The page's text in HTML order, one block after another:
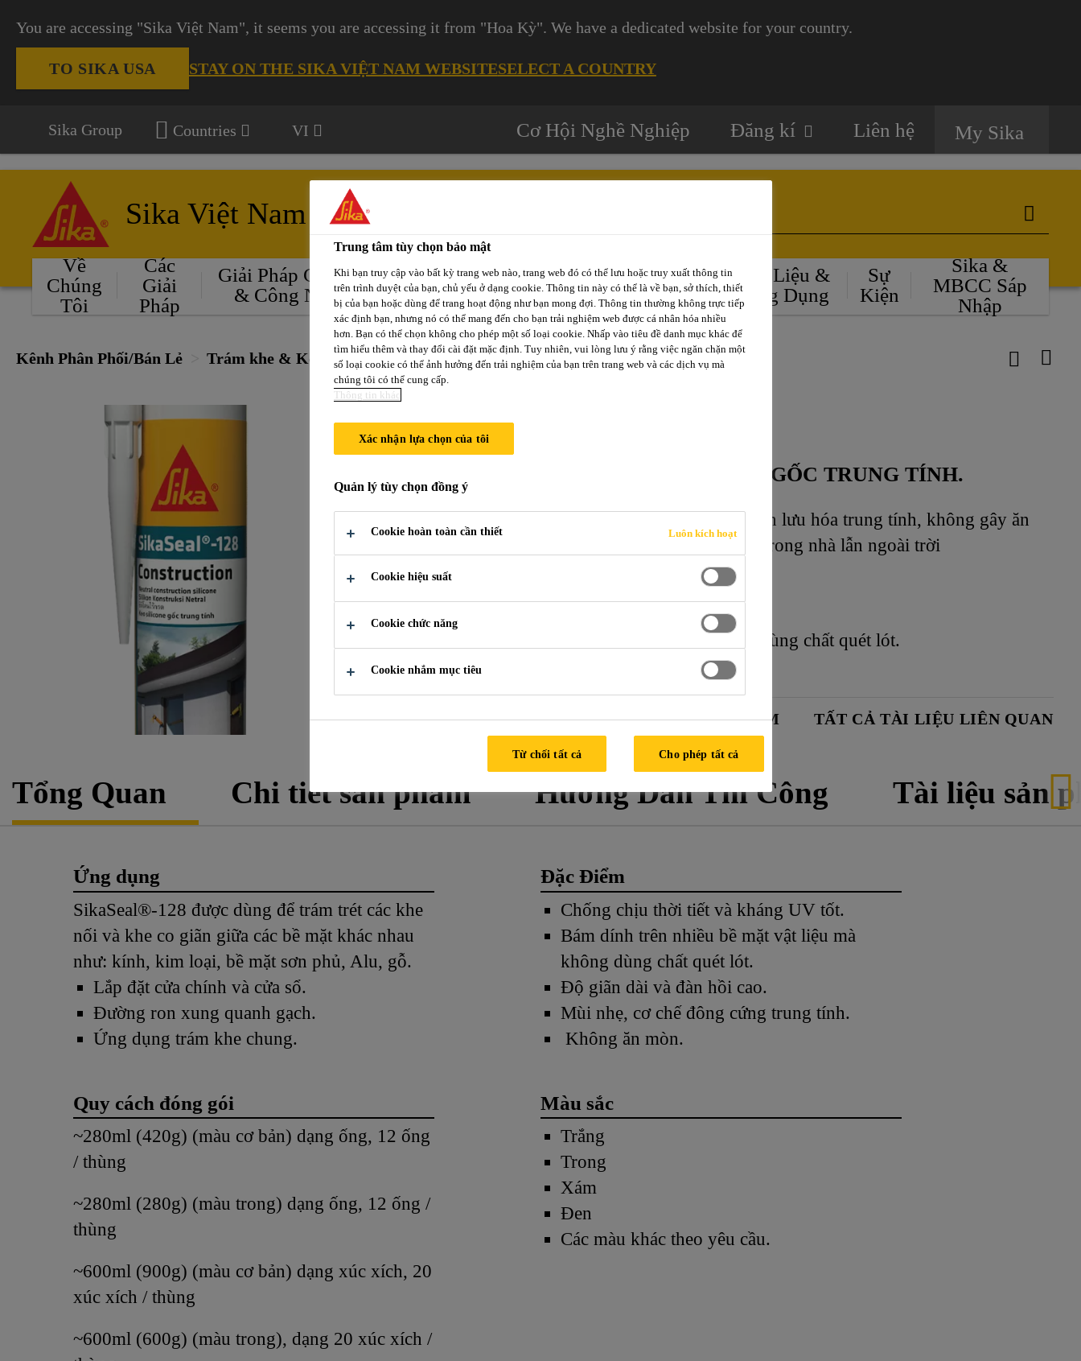
You are accessing "Sika Việt Nam", it seems you are accessing it from "Hoa Kỳ". We have a dedicated website for your country.
TO SIKA USA STAY ON THE SIKA VIỆT NAM WEBSITESELECT A COUNTRY
Sika Group Countries VI Cơ Hội Nghề Nghiệp Đăng kí Liên hệ My Sika
Sika Việt Nam
Về
Chúng
Tôi
Các
Giải
Pháp
Giải Pháp Cho Ô-tô
& Công Nghiệp
Các
Dự
Án
Phát Triển
Bền Vững
Kênh Phân
Phối / Bán Lẻ
Tài Liệu &
Ứng Dụng
Sự
Kiện
Sika &
MBCC Sáp
Nhập
Kênh Phân Phối/Bán Lẻ Trám khe & Kết Dính SikaSeal®-128
SikaSeal®-128
KEO SILICONE TRÁM KHE ĐA DỤNG GỐC TRUNG TÍNH.
SikaSeal®-128 là chất trám silicone một thành phần lưu hóa trung tính, không gây ăn
mòn vật liệu. Phù hợp thi công cho các ứng dụng trong nhà lẫn ngoài trời
Bám dính trên nhiều bề mặt vật liệu mà không dùng chất quét lót.
Độ giãn dài và đàn hồi cao.
BẢNG MÔ TẢ CHI TIẾT SẢN PHẨM TẤT CẢ TÀI LIỆU LIÊN QUAN
Tổng Quan Chi tiết sản phẩm Hướng Dẫn Thi Công Tài liệu sản
Ứng dụng
SikaSeal®-128 được dùng để trám trét các khe
nối và khe co giãn giữa các bề mặt khác nhau
như: kính, kim loại, bề mặt sơn phủ, Alu, gỗ.
Lắp đặt cửa chính và cửa sổ.
Đường ron xung quanh gạch.
Ứng dụng trám khe chung.
Đặc Điểm
Chống chịu thời tiết và kháng UV tốt.
Bám dính trên nhiều bề mặt vật liệu mà
không dùng chất quét lót.
Độ giãn dài và đàn hồi cao.
Mùi nhẹ, cơ chế đông cứng trung tính.
Không ăn mòn.
Quy cách đóng gói
~280ml (420g) (màu cơ bản) dạng ống, 12 ống
/ thùng
~280ml (280g) (màu trong) dạng ống, 12 ống /
thùng
~600ml (900g) (màu cơ bản) dạng xúc xích, 20
xúc xích / thùng
~600ml (600g) (màu trong), dạng 20 xúc xích /
Màu sắc
Trắng
Trong
Xám
Đen
Các màu khác theo yêu cầu.
Trung tâm tùy chọn bảo mật
Khi bạn truy cập vào bất kỳ trang web nào, trang web đó có thể lưu hoặc truy xuất thông tin
trên trình duyệt của bạn, chủ yếu ở dạng cookie. Thông tin này có thể là về bạn, sở thích, thiết
bị của bạn hoặc dùng để trang hoạt động như bạn mong đợi. Thông tin thường không trực tiếp
xác định bạn, nhưng nó có thể mang đến cho bạn trải nghiệm web được cá nhân hóa nhiều
hơn. Bạn có thể chọn không cho phép một số loại cookie. Nhấp vào tiêu đề danh mục khác để
tìm hiểu thêm và thay đổi cài đặt mặc định. Tuy nhiên, vui lòng lưu ý rằng việc ngăn chặn một
số loại cookie có thể ảnh hưởng đến trải nghiệm của bạn trên trang web và các dịch vụ mà
chúng tôi có thể cung cấp.
Thông tin khác
Xác nhận lựa chọn của tôi
Quản lý tùy chọn đồng ý
Cookie hoàn toàn cần thiết Luôn kích hoạt
Cookie hiệu suất
Cookie chức năng
Cookie nhắm mục tiêu
Từ chối tất cả Cho phép tất cả